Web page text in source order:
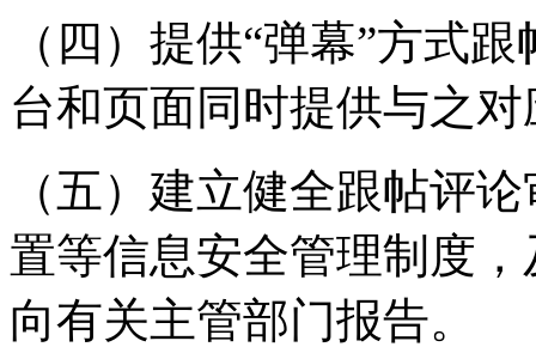
（四）提供“弹幕”方式
台和页面同时提供与之
（五）建立健全跟帖评
置等信息安全管理制度
向有关主管部门报告。